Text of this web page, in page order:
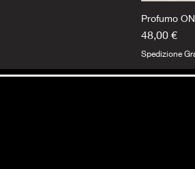
Profumo
Prezzo
48,00 €
Spedizione